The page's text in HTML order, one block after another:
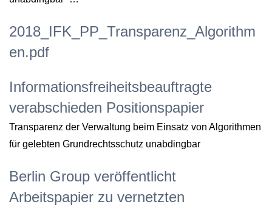
2018_IFK_PP_Transparenz_Algorithm
en.pdf
Informationsfreiheitsbeauftragte
verabschieden Positionspapier
Transparenz der Verwaltung beim Einsatz von Algorithmen
für gelebten Grundrechtsschutz unabdingbar
Berlin Group veröffentlicht
Arbeitspapier zu vernetzten